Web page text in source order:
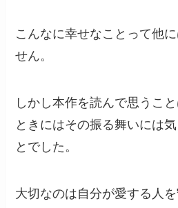
こんなに幸せなことって他
せん。
しかし本作を読んで思うこ
ときにはその振る舞いには
とでした。
大切なのは自分が愛する人